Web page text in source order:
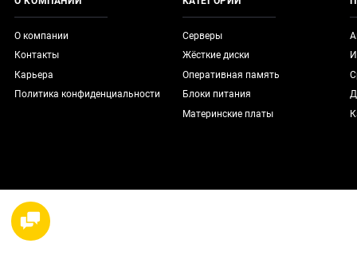
О компании
Контакты
Карьера
Политика конфиденциальности
Серверы
Жёсткие диски
Оперативная память
Блоки питания
Материнские платы